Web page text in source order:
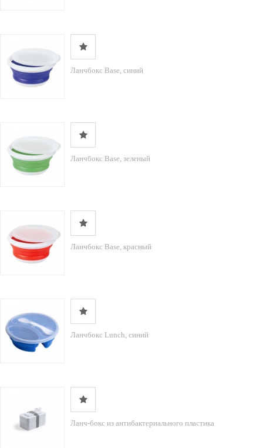
Ланчбокс Base, синий
Ланчбокс Base, зеленый
Ланчбокс Base, красный
Ланчбокс Lunch, синий
Ланч-бокс из антибактериального пластика